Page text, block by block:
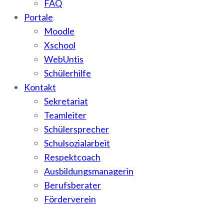
FAQ
Portale
Moodle
Xschool
WebUntis
Schülerhilfe
Kontakt
Sekretariat
Teamleiter
Schülersprecher
Schulsozialarbeit
Respektcoach
Ausbildungsmanagerin
Berufsberater
Förderverein